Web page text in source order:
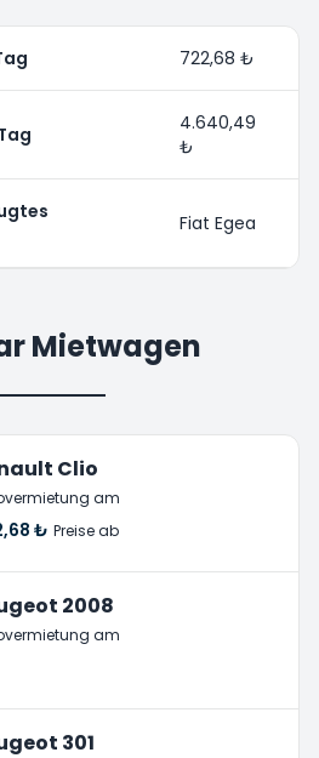
722,68 ₺
4.640,49
₺
Fiat Egea
Mietwagen
Clio
am
₺ Preise ab
2008
am
301